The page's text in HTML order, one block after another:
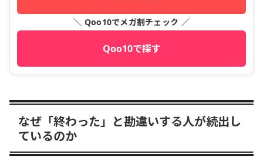
＼ Qoo10でメガ割チェック ／
Qoo10で探す
なぜ「終わった」と勘違いする人が続出し
ているのか